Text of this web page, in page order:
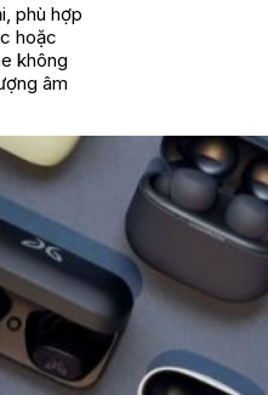
phù hợp
hoặc
không
âm